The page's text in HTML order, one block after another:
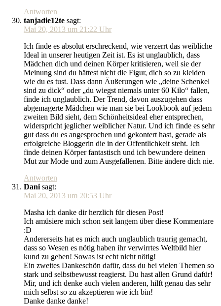
Antworten
tanjadie12te sagt:
Mai 20, 2013 um 21:22 Uhr
Ich finde es absolut erschreckend, wie verzerrt das weibliche
Ideal in unserer heutigen Zeit ist. Es ist unglaublich, dass
Mädchen dich und deinen Körper kritisieren, weil sie der
Meinung sind du hättest nicht die Figur, dich so zu kleiden
wie du es tust. Dass dann Äußerungen wie „deine Schenkel
sind zu dick“ oder „du wiegst niemals unter 60 Kilo“ fallen,
finde ich unglaublich. Der Trend, davon auszugehen dass
abgemagerte Mädchen wie man sie bei Lookbook auf jedem
zweiten Bild sieht, dem Schönheitsideal eher entsprechen,
widerspricht jeglicher weiblicher Natur. Und ich finde es sehr
gut dass du es angesprochen und gekontert hast, gerade als
erfolgreiche Bloggerin die in der Öffentlichkeit steht. Ich
finde deinen Körper fantastisch und ich bewundere deinen
Mut zur Mode und zum Ausgefallenen. Bitte ändere dich nie.
Antworten
Dani sagt:
Mai 20, 2013 um 20:53 Uhr
Masha ich danke dir herzlich für diesen Post!
Ich amüsiere mich schon seit langem über diese Kommentare
:D
Andererseits hat es mich auch unglaublich traurig gemacht,
dass so Wesen es nötig haben ihr verwirrtes Weltbild hier
kund zu geben! Sowas ist echt nicht nötig!
Ein zweites Dankeschön dafür, dass du bei vielen Themen so
stark und selbstbewusst reagierst. Du hast allen Grund dafür!
Mir, und ich denke auch vielen anderen, hilft genau das sehr
mich selbst so zu akzeptieren wie ich bin!
Danke danke danke!